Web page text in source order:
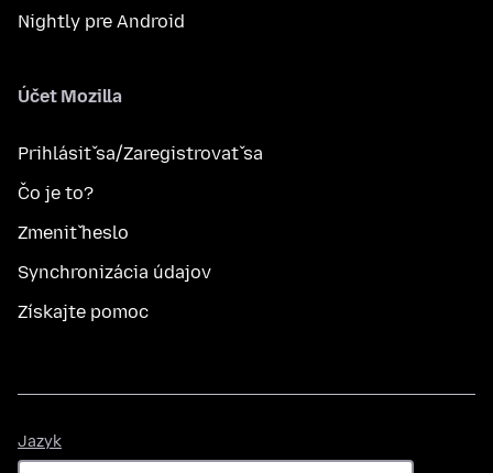
Nightly pre Android
Účet Mozilla
Prihlásiť sa/Zaregistrovať sa
Čo je to?
Zmeniť heslo
Synchronizácia údajov
Získajte pomoc
Jazyk